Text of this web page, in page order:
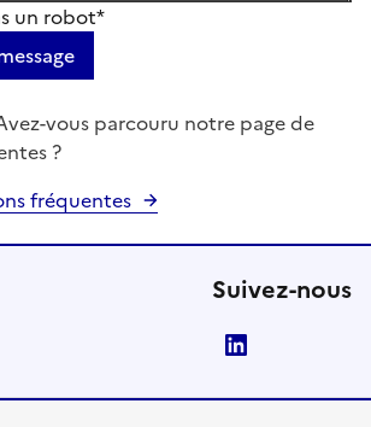
un robot*
vous parcouru notre page de
?
fréquentes
Suivez-nous